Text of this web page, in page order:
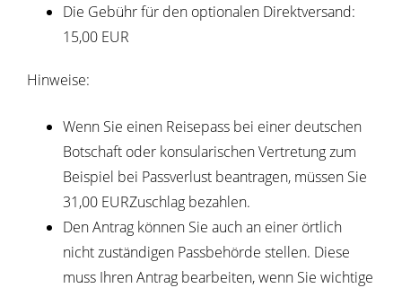
Die Gebühr für den optionalen Direktversand:
15,00 EUR
Hinweise:
Wenn Sie einen Reisepass bei einer deutschen
Botschaft oder konsularischen Vertretung zum
Beispiel bei Passverlust beantragen, müssen Sie
31,00 EURZuschlag bezahlen.
Den Antrag können Sie auch an einer örtlich
nicht zuständigen Passbehörde stellen. Diese
muss Ihren Antrag bearbeiten, wenn Sie wichtige